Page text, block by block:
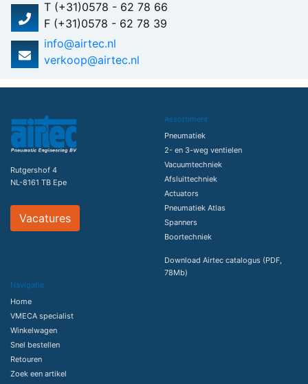
T (+31)0578 - 62 78 66
F (+31)0578 - 62 78 39
info@airtec.nl
verkoop@airtec.nl
Rutgershof 4
NL-8161 TB Epe
Vacatures
Assortiment
Pneumatiek
2- en 3-weg ventielen
Vacuumtechniek
Afsluittechniek
Actuators
Pneumatiek Atlas
Spanners
Boortechniek
Download Airtec catalogus (PDF,
78Mb)
Navigatie
Home
VMECA specialist
Winkelwagen
Snel bestellen
Retouren
Zoek een artikel